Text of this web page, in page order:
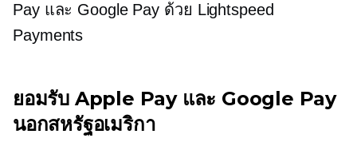
Pay และ Google Pay ด้วย Lightspeed
Payments
ยอมรับ Apple Pay และ Google Pay
นอกสหรัฐอเมริกา